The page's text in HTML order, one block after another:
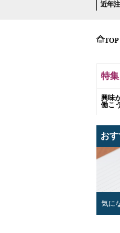
近年
TOP
特
興味
働こ
お
気に